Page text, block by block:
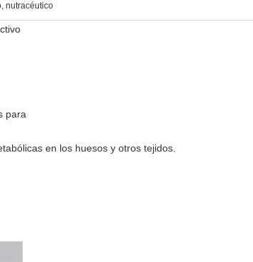
nutracéutico
para
en los huesos y otros tejidos.